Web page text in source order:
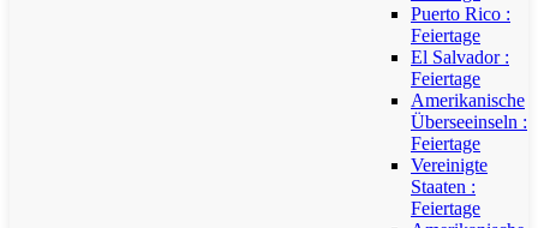
Puerto Rico :
Feiertage
El Salvador :
Feiertage
Amerikanische
Überseeinseln :
Feiertage
Vereinigte
Staaten :
Feiertage